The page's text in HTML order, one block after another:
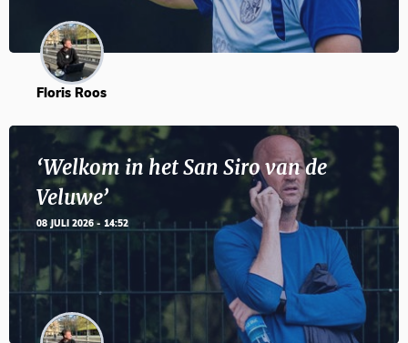
Floris Roos
‘Welkom in het San Siro van de
Veluwe’
08 JULI 2026 - 14:52